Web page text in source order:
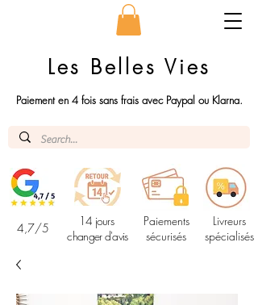
Les Belles Vies
Paiement en 4 fois sans frais avec Paypal ou Klarna.
4,7/5
14 jours
changer d'avis
Paiements
sécurisés
Livreurs
spécialisés